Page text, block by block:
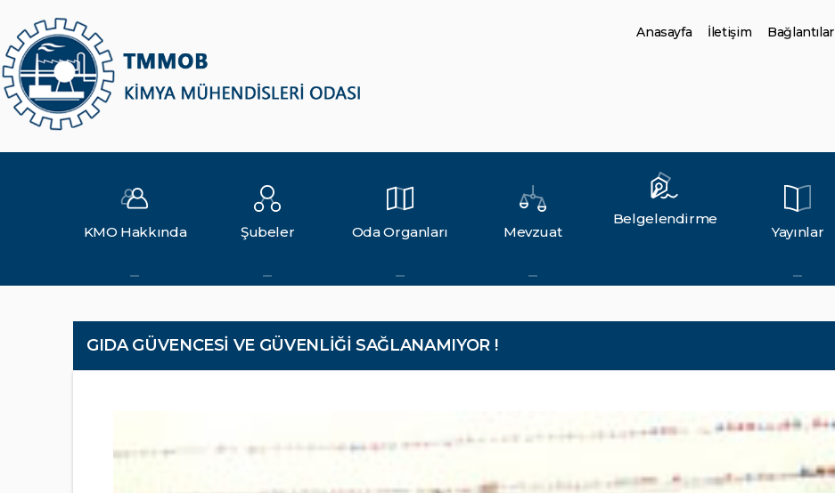
Anasayfa İletişim Bağlantılar
KMO Hakkında Şubeler Oda Organları Mevzuat
Belgelendirme
Yayınlar
GIDA GÜVENCESİ VE GÜVENLİĞİ SAĞLANAMIYOR !